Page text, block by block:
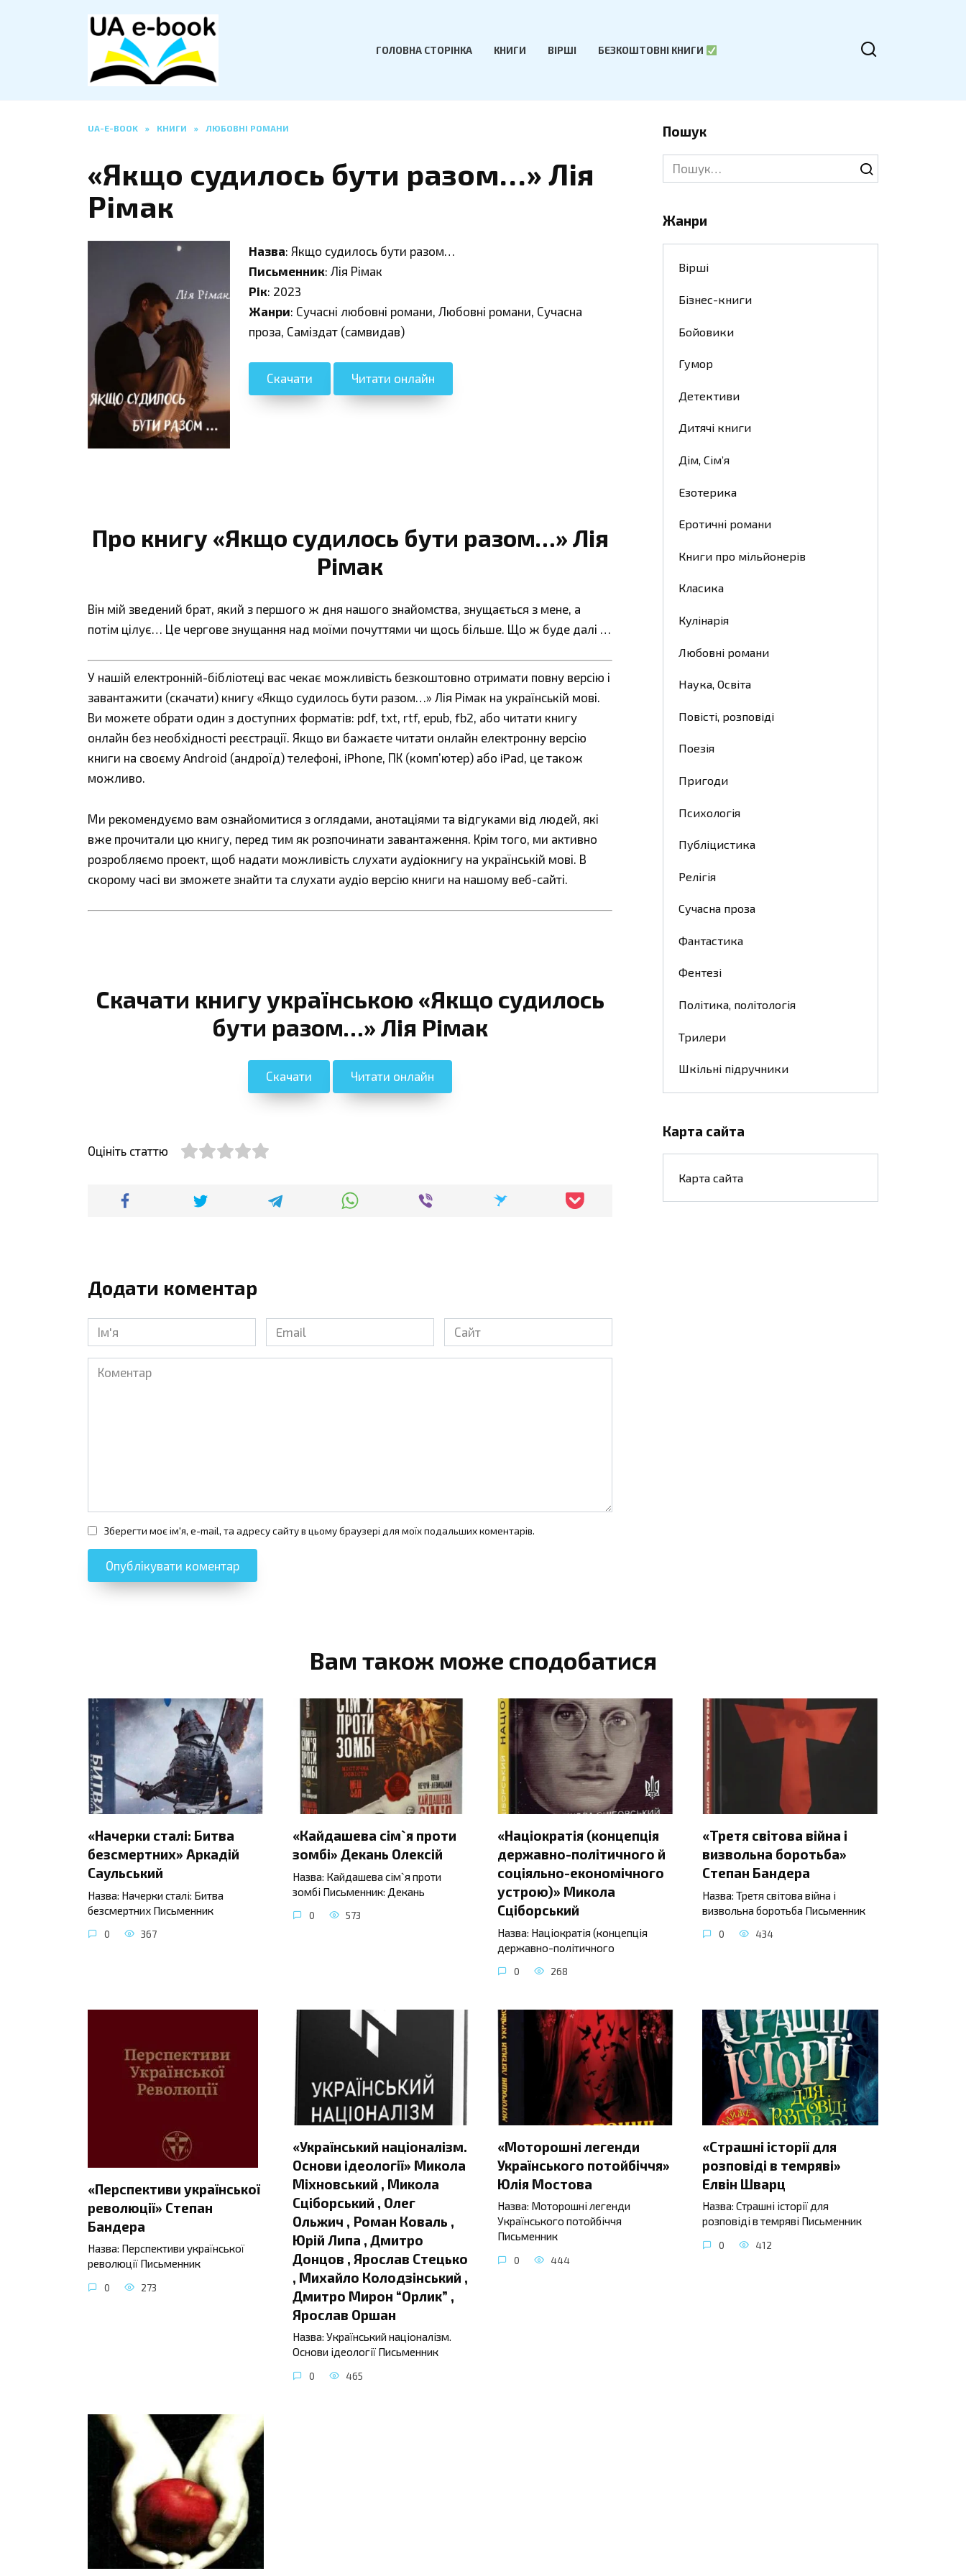
ГОЛОВНА СТОРІНКА КНИГИ ВІРШІ БЕЗКОШТОВНІ КНИГИ
UA-E-BOOK » КНИГИ » ЛЮБОВНІ РОМАНИ
«Якщо судилось бути разом…» Лія
Рімак
Назва: Якщо судилось бути разом…
Письменник: Лія Рімак
Рік: 2023
Жанри: Сучасні любовні романи, Любовні романи, Сучасна
проза, Саміздат (самвидав)
Скачати Читати онлайн
Про книгу «Якщо судилось бути разом…» Лія
Рімак
Він мій зведений брат, який з першого ж дня нашого знайомства, знущається з мене, а
потім цілує… Це чергове знущання над моїми почуттями чи щось більше. Що ж буде далі …
У нашій електронній-бібліотеці вас чекає можливість безкоштовно отримати повну версію і
завантажити (скачати) книгу «Якщо судилось бути разом…» Лія Рімак на українській мові.
Ви можете обрати один з доступних форматів: pdf, txt, rtf, epub, fb2, або читати книгу
онлайн без необхідності реєстрації. Якщо ви бажаєте читати онлайн електронну версію
книги на своєму Android (андроїд) телефоні, iPhone, ПК (комп’ютер) або iPad, це також
можливо.
Ми рекомендуємо вам ознайомитися з оглядами, анотаціями та відгуками від людей, які
вже прочитали цю книгу, перед тим як розпочинати завантаження. Крім того, ми активно
розробляємо проект, щоб надати можливість слухати аудіокнигу на українській мові. В
скорому часі ви зможете знайти та слухати аудіо версію книги на нашому веб-сайті.
Скачати книгу українською «Якщо судилось
бути разом…» Лія Рімак
Скачати Читати онлайн
Оцініть статтю
Додати коментар
Ім'я
Email
Сайт
Коментар
Зберегти моє ім'я, e-mail, та адресу сайту в цьому браузері для моїх подальших коментарів.
Пошук
Search
for:
Жанри
Вірші
Бізнес-книги
Бойовики
Гумор
Детективи
Дитячі книги
Дім, Сім’я
Езотерика
Еротичні романи
Книги про мільйонерів
Класика
Кулінарія
Любовні романи
Наука, Освіта
Повісті, розповіді
Поезія
Пригоди
Психологія
Публіцистика
Релігія
Сучасна проза
Фантастика
Фентезі
Політика, політологія
Трилери
Шкільні підручники
Карта сайта
Карта сайта
Вам також може сподобатися
«Начерки сталі: Битва
безсмертних» Аркадій
Саульський
Назва: Начерки сталі: Битва
безсмертних Письменник
0 367
«Кайдашева сім`я проти
зомбі» Декань Олексій
Назва: Кайдашева сім`я проти
зомбі Письменник: Декань
0 573
«Націократія (концепція
державно-політичного й
соціяльно-економічного
устрою)» Микола
Сціборський
Назва: Націократія (концепція
державно-політичного
0 268
«Третя світова війна і
визвольна боротьба»
Степан Бандера
Назва: Третя світова війна і
визвольна боротьба Письменник
0 434
«Перспективи української
революції» Степан
Бандера
Назва: Перспективи української
революції Письменник
0 273
«Український націоналізм.
Основи ідеології» Микола
Міхновський , Микола
Сціборський , Олег
Ольжич , Роман Коваль ,
Юрій Липа , Дмитро
Донцов , Ярослав Стецько
, Михайло Колодзінський ,
Дмитро Мирон “Орлик” ,
Ярослав Оршан
Назва: Український націоналізм.
Основи ідеології Письменник
0 465
«Моторошні легенди
Українського потойбіччя»
Юлія Мостова
Назва: Моторошні легенди
Українського потойбіччя
Письменник
0 444
«Страшні історії для
розповіді в темряві»
Елвін Шварц
Назва: Страшні історії для
розповіді в темряві Письменник
0 412